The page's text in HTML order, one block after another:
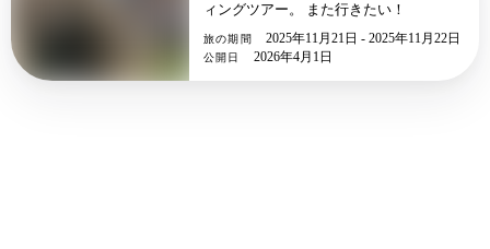
ィングツアー。 また行きたい！
旅の期間 2025年11月21日 - 2025年11月22日
公開日 2026年4月1日